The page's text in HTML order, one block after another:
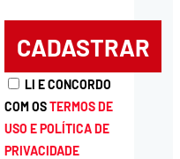
LI E CONCORDO
COM OSTERMOS DE
USO E POLÍTICA DE
PRIVACIDADE